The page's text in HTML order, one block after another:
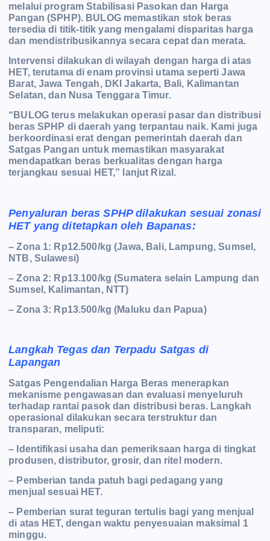
melalui program Stabilisasi Pasokan dan Harga
Pangan (SPHP). BULOG memastikan stok beras
tersedia di titik-titik yang mengalami disparitas harga
dan mendistribusikannya secara cepat dan merata.
Intervensi dilakukan di wilayah dengan harga di atas
HET, terutama di enam provinsi utama seperti Jawa
Barat, Jawa Tengah, DKI Jakarta, Bali, Kalimantan
Selatan, dan Nusa Tenggara Timur.
“BULOG terus melakukan operasi pasar dan distribusi
beras SPHP di daerah yang terpantau naik. Kami juga
berkoordinasi erat dengan pemerintah daerah dan
Satgas Pangan untuk memastikan masyarakat
mendapatkan beras berkualitas dengan harga
terjangkau sesuai HET,” lanjut Rizal.
Penyaluran beras SPHP dilakukan sesuai zonasi
HET yang ditetapkan oleh Bapanas:
– Zona 1: Rp12.500/kg (Jawa, Bali, Lampung, Sumsel,
NTB, Sulawesi)
– Zona 2: Rp13.100/kg (Sumatera selain Lampung dan
Sumsel, Kalimantan, NTT)
– Zona 3: Rp13.500/kg (Maluku dan Papua)
Langkah Tegas dan Terpadu Satgas di
Lapangan
Satgas Pengendalian Harga Beras menerapkan
mekanisme pengawasan dan evaluasi menyeluruh
terhadap rantai pasok dan distribusi beras. Langkah
operasional dilakukan secara terstruktur dan
transparan, meliputi:
– Identifikasi usaha dan pemeriksaan harga di tingkat
produsen, distributor, grosir, dan ritel modern.
– Pemberian tanda patuh bagi pedagang yang
menjual sesuai HET.
– Pemberian surat teguran tertulis bagi yang menjual
di atas HET, dengan waktu penyesuaian maksimal 1
minggu.